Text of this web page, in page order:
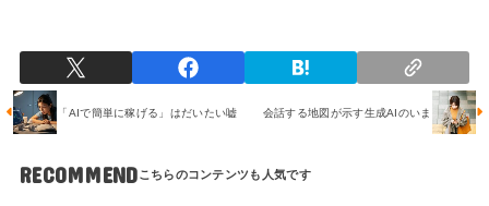
「AIで簡単に稼げる」はだいたい嘘 会話する地図が示す生成AIのいま
RECOMMEND